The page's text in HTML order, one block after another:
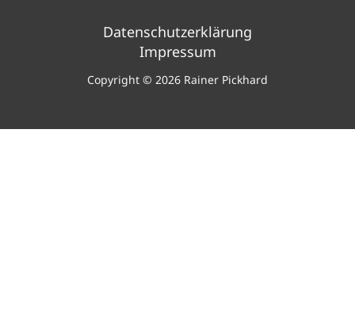
Datenschutzerklärung
Impressum
Copyright © 2026 Rainer Pickhard